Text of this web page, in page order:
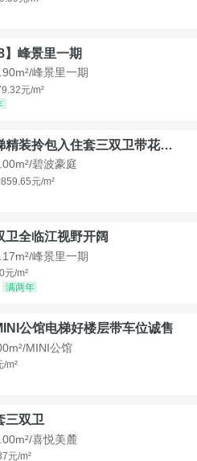
】峰景里一期
峰景里一期
元/m²
沱四桥电梯精装拎包入住套三双卫带花园40平米带车位
碧波豪庭
元/m²
卫全临江视野开阔
峰景里一期
元/m²
满两年
公馆电梯好楼层带车位诚售
MINI公馆
m²
三双卫
喜悦美麓
元/m²